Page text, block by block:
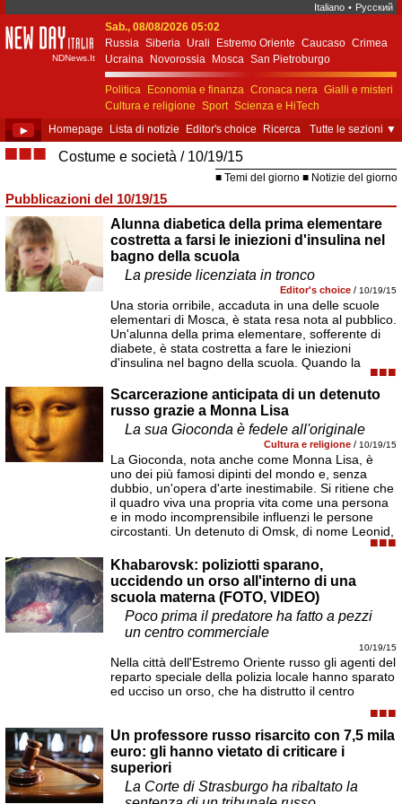
Italiano • Русский
New Day Italia
NDNews.It
Sab., 08/08/2026 05:02
Russia Siberia Urali Estremo Oriente Caucaso Crimea
Ucraina
Novorossia Mosca San Pietroburgo
Ekaterinburgo Kiev Simferopol
Sebastopoli
Politica
Economia e finanza Cronaca nera Gialli e misteri
Cultura e religione Sport Scienza e HiTech
Costume e società
Unione Europea
► Homepage Lista di notizie Editor's choice Ricerca Tutte le sezioni ▼
■■■ Costume e società 10/19/15
Temi del giorno Notizie del giorno
Pubblicazioni del 10/19/15
Alunna diabetica della prima elementare
costretta a farsi le iniezioni d'insulina nel
bagno della scuola
La preside licenziata in tronco
Editor's choice / 10/19/15
Una storia orribile, accaduta in una delle scuole
elementari di Mosca, è stata resa nota al pubblico.
Un'alunna della prima elementare, sofferente di
diabete, è stata costretta a fare le iniezioni
d'insulina nel bagno della scuola. Quando la
■■■
Scarcerazione anticipata di un detenuto
russo grazie a Monna Lisa
La sua Gioconda è fedele all'originale
Cultura e religione / 10/19/15
La Gioconda, nota anche come Monna Lisa, è
uno dei più famosi dipinti del mondo e, senza
dubbio, un'opera d'arte inestimabile. Si ritiene che
il quadro viva una propria vita come una persona
e in modo incomprensibile influenzi le persone
circostanti. Un detenuto di Omsk, di nome Leonid,
■■■
Khabarovsk: poliziotti sparano,
uccidendo un orso all'interno di una
scuola materna (FOTO, VIDEO)
Poco prima il predatore ha fatto a pezzi
un centro commerciale
10/19/15
Nella città dell'Estremo Oriente russo gli agenti del
reparto speciale della polizia locale hanno sparato
ed ucciso un orso, che ha distrutto il centro
■■■
Un professore russo risarcito con 7,5 mila
euro: gli hanno vietato di criticare i
superiori
La Corte di Strasburgo ha ribaltato la